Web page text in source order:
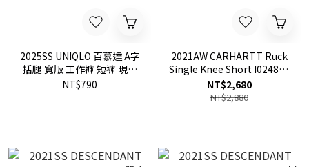
2025SS UNIQLO 百慕達 A字
括腿 寬版 工作褲 短褲 現貨
221-478922
NT$790
2021AW CARHARTT Ruck
Single Knee Short I024892
口袋 水洗 畫家 短褲
NT$2,680
NT$2,880